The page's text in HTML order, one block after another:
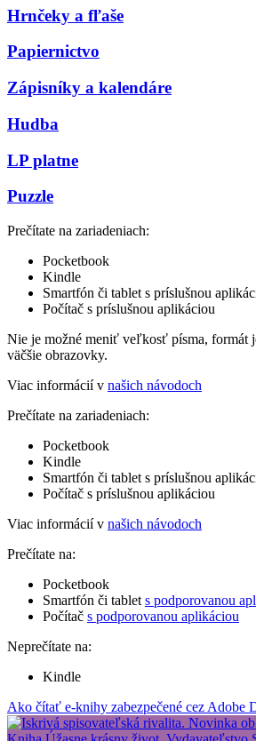
Hrnčeky a fľaše
Papiernictvo
Zápisníky a kalendáre
Hudba
LP platne
Puzzle
Prečítate na zariadeniach:
Pocketbook
Kindle
Smartfón či tablet s príslušnou
Počítač s príslušnou aplikáciou
Nie je možné meniť veľkosť písma, formát
väčšie obrazovky.
Viac informácií v našich návodoch
Prečítate na zariadeniach:
Pocketbook
Kindle
Smartfón či tablet s príslušnou
Počítač s príslušnou aplikáciou
Viac informácií v našich návodoch
Prečítate na:
Pocketbook
Smartfón či tablet s podporovanou
Počítač s podporovanou aplikáciou
Neprečítate na:
Kindle
Ako čítať e-knihy zabezpečené cez Adobe